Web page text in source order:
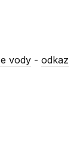
vody -odkaz